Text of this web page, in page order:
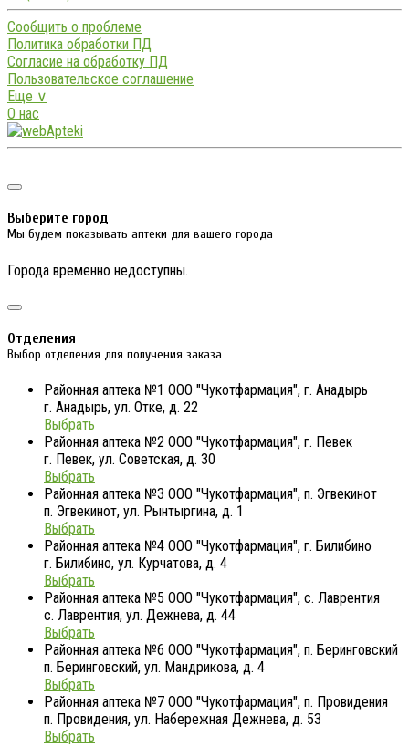
Сообщить о проблеме
Политика обработки ПД
Согласие на обработку ПД
Пользовательское соглашение
Еще ∨
О нас
Выберите город
Мы будем показывать аптеки для вашего города
Города временно недоступны.
Отделения
Выбор отделения для получения заказа
Районная аптека №1 ООО "Чукотфармация", г. Анадырь
г. Анадырь, ул. Отке, д. 22
Выбрать
Районная аптека №2 ООО "Чукотфармация", г. Певек
г. Певек, ул. Советская, д. 30
Выбрать
Районная аптека №3 ООО "Чукотфармация", п. Эгвекинот
п. Эгвекинот, ул. Рынтыргина, д. 1
Выбрать
Районная аптека №4 ООО "Чукотфармация", г. Билибино
г. Билибино, ул. Курчатова, д. 4
Выбрать
Районная аптека №5 ООО "Чукотфармация", с. Лаврентия
с. Лаврентия, ул. Дежнева, д. 44
Выбрать
Районная аптека №6 ООО "Чукотфармация", п. Беринговский
п. Беринговский, ул. Мандрикова, д. 4
Выбрать
Районная аптека №7 ООО "Чукотфармация", п. Провидения
п. Провидения, ул. Набережная Дежнева, д. 53
Выбрать